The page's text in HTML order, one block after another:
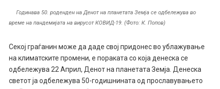
Годинава 50. роденден на Денот на планетата Земја се одбележува во
време на пандемијата на вирусот КОВИД-19. (Фото: К. Попов)
Секој граѓанин може да даде свој придонес во ублажување
на климатските промени, е пораката со која денеска се
одбележува 22 Април, Денот на планетата Земја. Денеска
светот ја одбележува 50-годишнината од прославувањето